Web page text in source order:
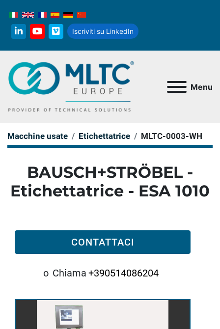
linkedinyoutube
vimeo
Iscriviti su LinkedIn
Menu
Macchine usate Etichettatrice MLTC-0003-WH
BAUSCH+STRÖBEL -
Etichettatrice - ESA 1010
CONTATTACI
o Chiama +390514086204